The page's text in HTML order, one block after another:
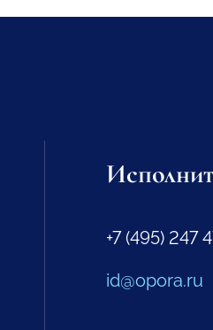
+7 (495) 247
id@opora.ru